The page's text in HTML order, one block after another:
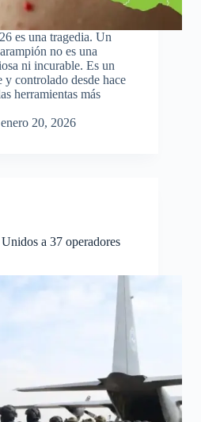
es una tragedia. Un
no es una
ni incurable. Es un
controlado desde hace
herramientas más
enero 20, 2026
a 37 operadores